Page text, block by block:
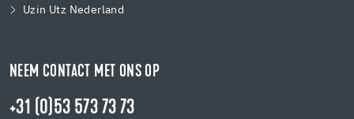
Uzin Utz Nederland
NEEM CONTACT MET ONS OP
+31 (0)53 573 73 73